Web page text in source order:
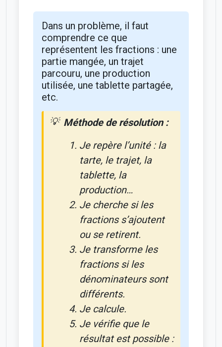
Dans un problème, il faut
comprendre ce que
représentent les fractions : une
partie mangée, un trajet
parcouru, une production
utilisée, une tablette partagée,
etc.
Méthode de résolution :
Je repère l’unité : la
tarte, le trajet, la
tablette, la
production…
Je cherche si les
fractions s’ajoutent
ou se retirent.
Je transforme les
fractions si les
dénominateurs sont
différents.
Je calcule.
Je vérifie que le
résultat est possible :